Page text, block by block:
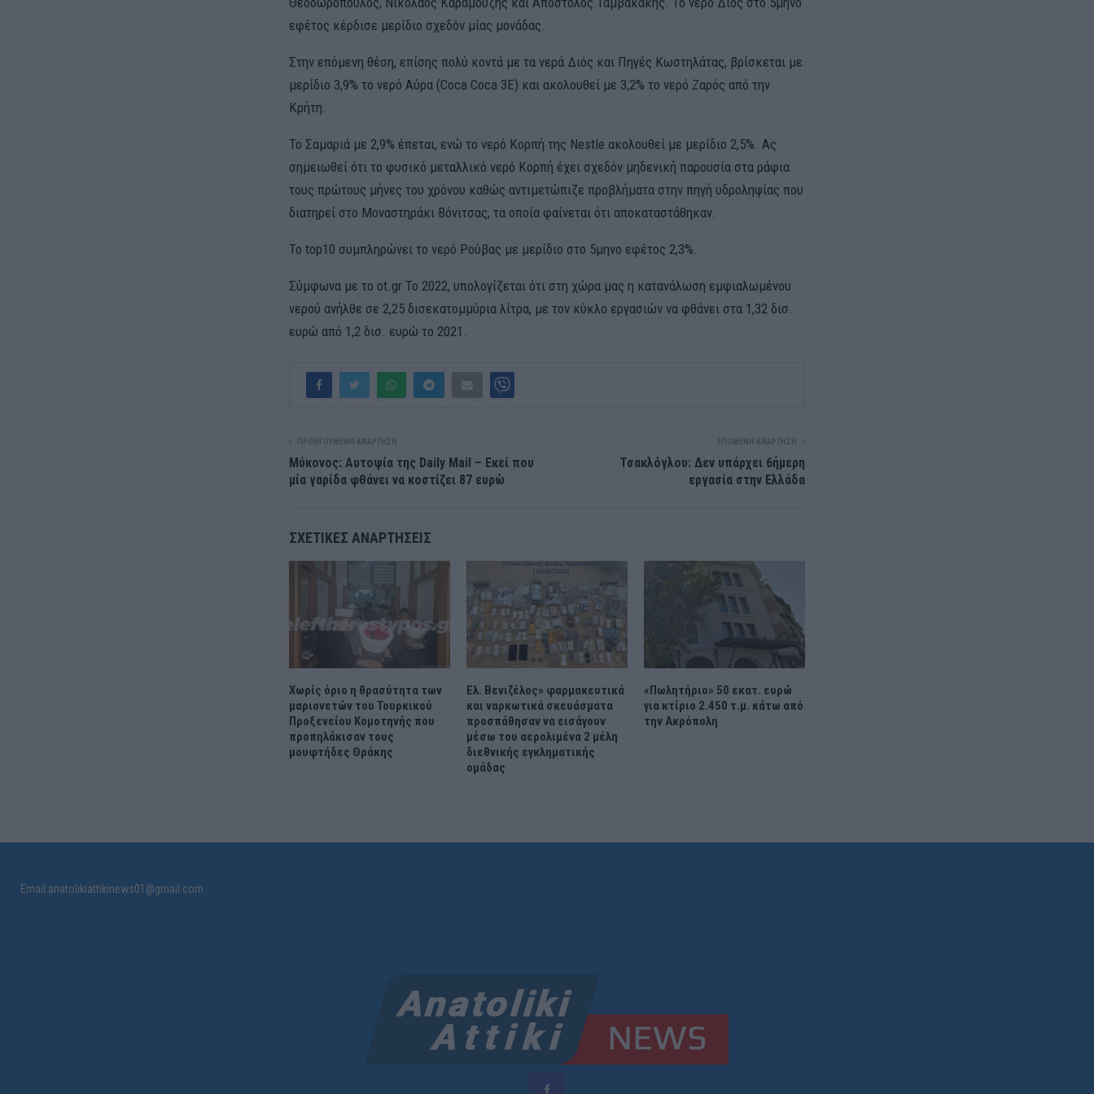
εφέτος κέρδισε μερίδιο σχεδόν μίας μονάδας.
Στην επόμενη θέση, επίσης πολύ κοντά με τα νερά Διός και Πηγές Κωστηλάτας, βρίσκεται με
μερίδιο 3,9% το νερό Αύρα (Coca Coca 3E) και ακολουθεί με 3,2% το νερό Ζαρός από την
Κρήτη.
Το Σαμαριά με 2,9% έπεται, ενώ το νερό Κορπή της Nestle ακολουθεί με μερίδιο 2,5%. Ας
σημειωθεί ότι το φυσικό μεταλλικό νερό Κορπή έχει σχεδόν μηδενική παρουσία στα ράφια
τους πρώτους μήνες του χρόνου καθώς αντιμετώπιζε προβλήματα στην πηγή υδροληψίας που
διατηρεί στο Μοναστηράκι Βόνιτσας, τα οποία φαίνεται ότι αποκαταστάθηκαν.
Το top10 συμπληρώνει το νερό Ρούβας με μερίδιο στο 5μηνο εφέτος 2,3%.
Σύμφωνα με το ot.gr Το 2022, υπολογίζεται ότι στη χώρα μας η κατανάλωση εμφιαλωμένου
νερού ανήλθε σε 2,25 δισεκατομμύρια λίτρα, με τον κύκλο εργασιών να φθάνει στα 1,32 δισ.
ευρώ από 1,2 δισ. ευρώ το 2021.
ΠΡΟΗΓΟΎΜΕΝΗ ΑΝΆΡΤΗΣΗ
Μύκονος: Αυτοψία της Daily Mail – Εκεί που
μία γαρίδα φθάνει να κοστίζει 87 ευρώ
ΕΠΌΜΕΝΗ ΑΝΆΡΤΗΣΗ
Τσακλόγλου: Δεν υπάρχει 6ήμερη
εργασία στην Ελλάδα
ΣΧΕΤΙΚΈΣ ΑΝΑΡΤΉΣΕΙΣ
Χωρίς όριο η θρασύτητα των
μαριονετών του Τουρκικού
Προξενείου Κομοτηνής που
προπηλάκισαν τους
μουφτήδες Θράκης
Ελ. Βενιζέλος» φαρμακευτικά
και ναρκωτικά σκευάσματα
προσπάθησαν να εισάγουν
μέσω του αερολιμένα 2 μέλη
διεθνικής εγκληματικής
ομάδας
«Πωλητήριο» 50 εκατ. ευρώ
για κτίριο 2.450 τ.μ. κάτω από
την Ακρόπολη
Email:anatolikiattikinews01@gmail.com